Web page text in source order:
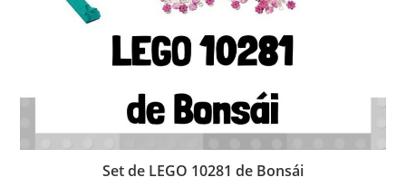
Set de LEGO 10281 de Bonsái